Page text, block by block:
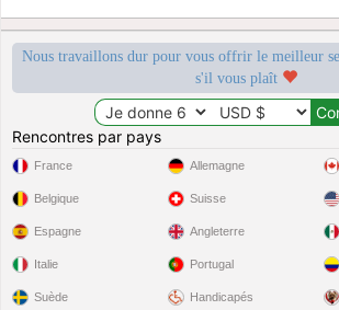
Nous travaillons dur pour vous offrir le meilleur
s'il vous plaît
Rencontres par pays
France
Belgique
Espagne
Italie
Suède
Allemagne
Suisse
Angleterre
Portugal
Handicapés